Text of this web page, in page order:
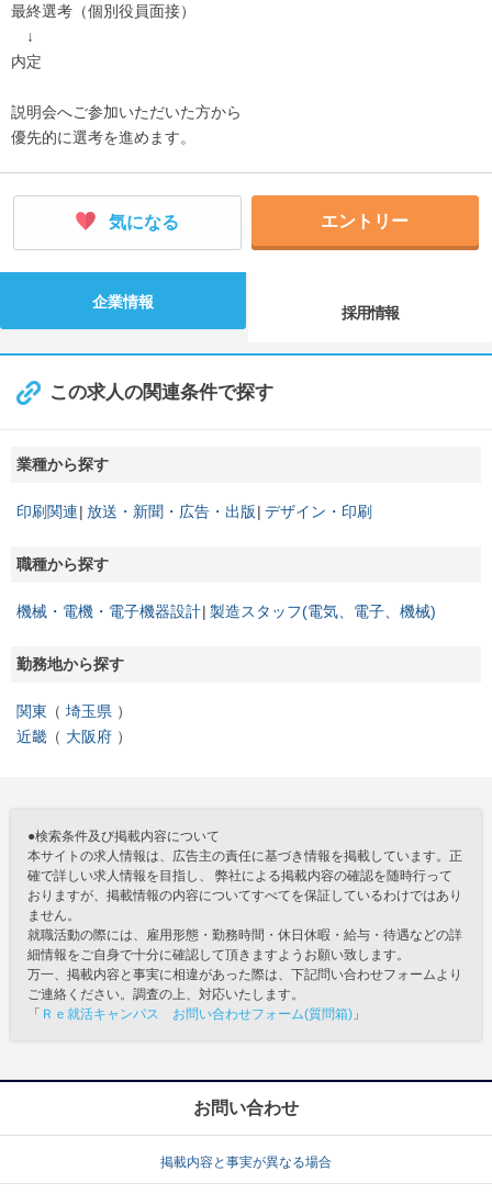
最終選考（個別役員面接）
↓
内定
説明会へご参加いただいた方から
優先的に選考を進めます。
気になる エントリー
企業情報
採用情報
この求人の関連条件で探す
業種から探す
印刷関連 放送・新聞・広告・出版 デザイン・印刷
職種から探す
機械・電機・電子機器設計 製造スタッフ(電気、電子、機械)
勤務地から探す
関東
埼玉県
近畿
大阪府
●検索条件及び掲載内容について
本サイトの求人情報は、広告主の責任に基づき情報を掲載しています。正
確で詳しい求人情報を目指し、 弊社による掲載内容の確認を随時行って
おりますが、掲載情報の内容についてすべてを保証しているわけではあり
ません。
就職活動の際には、雇用形態・勤務時間・休日休暇・給与・待遇などの詳
細情報をご自身で十分に確認して頂きますようお願い致します。
万一、掲載内容と事実に相違があった際は、下記問い合わせフォームより
ご連絡ください。調査の上、対応いたします。
「 Ｒｅ就活キャンパス お問い合わせフォーム(質問箱) 」
お問い合わせ
掲載内容と事実が異なる場合